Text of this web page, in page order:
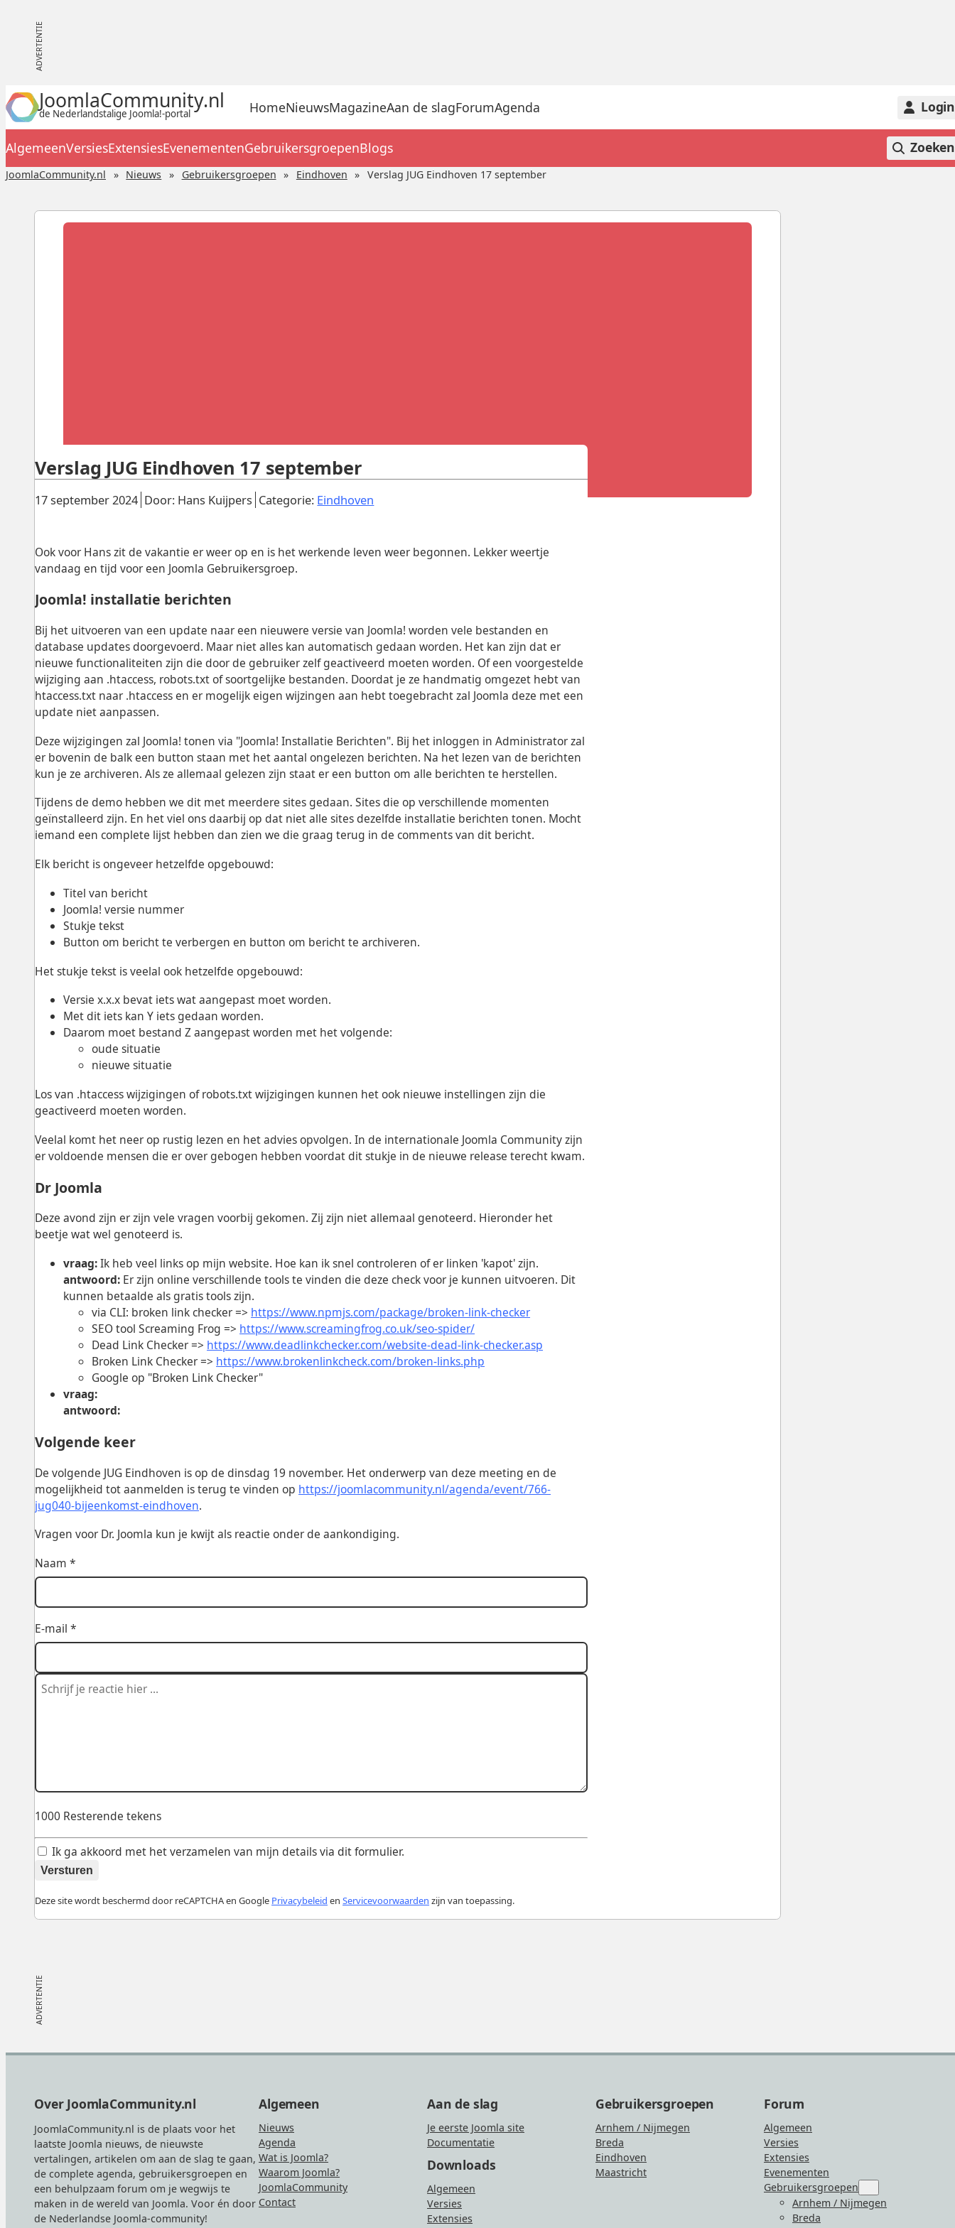
JoomlaCommunity.nl
de Nederlandstalige Joomla!-portal HomeNieuwsMagazineAan de slagForumAgenda Login
AlgemeenVersiesExtensiesEvenementenGebruikersgroepenBlogs Zoeken
JoomlaCommunity.nl Nieuws Gebruikersgroepen Eindhoven Verslag JUG Eindhoven 17 september
Gepubliceerd:
17 september 2024. Door: Hans Kuijpers Categorie: Eindhoven
Verslag JUG Eindhoven 17 september
Ook voor Hans zit de vakantie er weer op en is het werkende leven weer begonnen. Lekker weertje
vandaag en tijd voor een Joomla Gebruikersgroep.
Joomla! installatie berichten
Bij het uitvoeren van een update naar een nieuwere versie van Joomla! worden vele bestanden en
database updates doorgevoerd. Maar niet alles kan automatisch gedaan worden. Het kan zijn dat er
nieuwe functionaliteiten zijn die door de gebruiker zelf geactiveerd moeten worden. Of een voorgestelde
wijziging aan .htaccess, robots.txt of soortgelijke bestanden. Doordat je ze handmatig omgezet hebt van
htaccess.txt naar .htaccess en er mogelijk eigen wijzingen aan hebt toegebracht zal Joomla deze met een
update niet aanpassen.
Deze wijzigingen zal Joomla! tonen via "Joomla! Installatie Berichten". Bij het inloggen in Administrator zal
er bovenin de balk een button staan met het aantal ongelezen berichten. Na het lezen van de berichten
kun je ze archiveren. Als ze allemaal gelezen zijn staat er een button om alle berichten te herstellen.
Tijdens de demo hebben we dit met meerdere sites gedaan. Sites die op verschillende momenten
geïnstalleerd zijn. En het viel ons daarbij op dat niet alle sites dezelfde installatie berichten tonen. Mocht
iemand een complete lijst hebben dan zien we die graag terug in de comments van dit bericht.
Elk bericht is ongeveer hetzelfde opgebouwd:
Titel van bericht
Joomla! versie nummer
Stukje tekst
Button om bericht te verbergen en button om bericht te archiveren.
Het stukje tekst is veelal ook hetzelfde opgebouwd:
Versie x.x.x bevat iets wat aangepast moet worden.
Met dit iets kan Y iets gedaan worden.
Daarom moet bestand Z aangepast worden met het volgende:
oude situatie
nieuwe situatie
Los van .htaccess wijzigingen of robots.txt wijzigingen kunnen het ook nieuwe instellingen zijn die
geactiveerd moeten worden.
Veelal komt het neer op rustig lezen en het advies opvolgen. In de internationale Joomla Community zijn
er voldoende mensen die er over gebogen hebben voordat dit stukje in de nieuwe release terecht kwam.
Dr Joomla
Deze avond zijn er zijn vele vragen voorbij gekomen. Zij zijn niet allemaal genoteerd. Hieronder het
beetje wat wel genoteerd is.
vraag:Ik heb veel links op mijn website. Hoe kan ik snel controleren of er linken 'kapot' zijn.
antwoord: Er zijn online verschillende tools te vinden die deze check voor je kunnen uitvoeren. Dit
kunnen betaalde als gratis tools zijn.
via CLI: broken link checker => https://www.npmjs.com/package/broken-link-checker
SEO tool Screaming Frog => https://www.screamingfrog.co.uk/seo-spider/
Dead Link Checker => https://www.deadlinkchecker.com/website-dead-link-checker.asp
Broken Link Checker => https://www.brokenlinkcheck.com/broken-links.php
Google op "Broken Link Checker"
vraag:
antwoord:
Volgende keer
De volgende JUG Eindhoven is op de dinsdag 19 november. Het onderwerp van deze meeting en de
mogelijkheid tot aanmelden is terug te vinden op https://joomlacommunity.nl/agenda/event/766-
jug040-bijeenkomst-eindhoven.
Vragen voor Dr. Joomla kun je kwijt als reactie onder de aankondiging.
Naam *
E-mail *
1000 Resterende tekens
Ik ga akkoord met het verzamelen van mijn details via dit formulier.
Versturen
Deze site wordt beschermd door reCAPTCHA en Google Privacybeleid enServicevoorwaarden zijn van toepassing.
Over JoomlaCommunity.nl
JoomlaCommunity.nl is de plaats voor het
laatste Joomla nieuws, de nieuwste
vertalingen, artikelen om aan de slag te gaan,
de complete agenda, gebruikersgroepen en
een behulpzaam forum om je wegwijs te
maken in de wereld van Joomla. Voor én door
de Nederlandse Joomla-community!
Algemeen
Nieuws
Agenda
Wat is Joomla?
Waarom Joomla?
JoomlaCommunity
Contact
Aan de slag
Je eerste Joomla site
Documentatie
Downloads
Algemeen
Versies
Extensies
Gebruikersgroepen
Arnhem / Nijmegen
Breda
Eindhoven
Maastricht
Forum
Algemeen
Versies
Extensies
Evenementen
Gebruikersgroepen
for
Arnhem / Nijmegen
Breda